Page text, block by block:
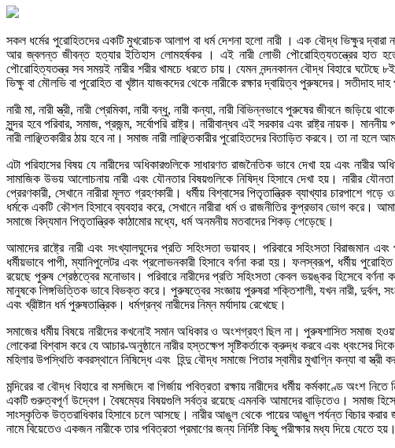
সকল ধর্মের পুরোহিতদের একটি মুখরোচক আলাপ বা ধর্ম দেশনা হলো নারী । এক বৌদ্ধ ভিক্ষুর দ্বারা
আর জ্বলন্ত জীবন্ত হত্যার ইতিহাস লোমহর্ষকর । এই নারী লোভী পৌরোহিত্যতন্ত্রের হাত
পৌরোহিত্যতন্ত্র সব সময়ই নারীর শরীর খামচে ধরতে চায়। যেমন নন্দনকানন বৌদ্ধ বিহারে
ভিক্ষু বা মৌলভি বা পুরোহিত বা খৃষ্টান যাজকদের থেকে নারীকে রক্ষার দ্বায়িত্ব পুরুষদের। সতীদাহ
নারী মা, নারী স্ত্রী, নারী প্রেমিকা, নারী বন্ধু, নারী কন্যা, নারী বিভিন্নভাবে পুরুষের জীবনে
সুন্দর হবে পরিবার, সমাজ, প্রজন্ম, সর্বোপরি রাষ্ট্র। নারীবান্ধব এই সরকার এবং রাষ্ট্র নায়ক।
নারী লাঞ্ছিতকারীর ঠায় হবে না। সমাজ নারী লাঞ্ছিতকারীর পুরোহিতদের বিতাড়িত করবে। তা না হলে
এটা পরিহাসের বিষয় যে নারীদের অধিকারগুলিকে সাধারণত রাজনৈতিক ভাবে দেখা হয় এবং নারীর
সামাজিক উভয় আলোচনায় নারী এবং যৌনতার বিষয়গুলিকে নিষিদ্ধ হিসাবে দেখা হয়। নারীর
প্রেরণকারী, সেখানে নারীরা মূলত গ্রহণকারী। ধর্মীয় বিশ্বাসের পিতৃতান্ত্রিক ব্যাখ্যার চারপাশে
ধর্মকে একটি কৌশল হিসাবে ব্যবহার করে, সেখানে নারীরা ধর্ম ও রাজনীতির কুপ্রভাব ভোগ করে।
সমাজে বিদ্যমান পিতৃতান্ত্রিক কাঠামোর মধ্যে, ধর্ম অনমনীয় মতবাদের শিকড় গেড়েছে।
আমাদের রাষ্ট্রে নারী এবং সংখ্যালঘুদের প্রতি সহিংসতা ভয়াবহ। পরিবারে সহিংসতা বিরাজমান
ধর্মীয়ভাবে পাপী, ম্যানিপুলেটর এবং প্রলোভনকারী হিসাবে বর্ণনা করা হয়। ফলস্বরূপ, ধর্মীয়
রয়েছে পুরুষ শ্রেষ্ঠত্বের মনোভাব। পরিবারে নারীদের প্রতি সহিংসতা কেবল ভয়ঙ্কর হিসেবে
মানুষকে লিঙ্গভিত্তিক ভাবে বিভক্ত করে। পুরুষত্বের সংজ্ঞায় পুরুষরা শক্তিশালী, যখন নারী, দুর্বল,
এবং খ্রীষ্টান ধর্ম পুরুষতান্ত্রিক। ধর্মগ্রন্থ নারীদের নিম্ন মর্যাদায় রেখেছে।
সমাজের ধর্মীয় বিষয়ে নারীদের কখনোই সমান অধিকার ও অংশগ্রহণ ছিল না। পুরুষশাসিত সমাজ
লোকেরা বিশ্বাস করে যে আচার-অনুষ্ঠানে নারীর হস্তক্ষেপ সৃষ্টিকর্তাকে ক্রুদ্ধ করবে এবং ধ্বংসের
মহিলার উপস্থিতি কবরস্থানে নিষিদ্ধে এবং হিন্দু বৌদ্ধ সমাজে পিতার স্বামীর মুখাগ্নি কন্যা বা
মন্দিরের বা বৌদ্ধ বিহারে বা মসজিদে বা গির্জায় পবিত্রতা রক্ষায় নারীদের ধর্মীয় কর্মকাণ্ডে
একটি গুরুত্বপূর্ণ উদ্বেগ। বৈষম্যের বিষয়গুলি সর্বত্র রয়েছে এমনকি আমাদের বাড়িতেও। সমাজ
সাংস্কৃতিক উত্তরাধিকার হিসাবে চলে আসছে। নারীর আঙুল থেকে পায়ের আঙুল পর্যন্ত বিচার করার
নামে বিয়েতেও একজন নারীকে তার পবিত্রতা প্রমাণের জন্য নির্দিষ্ট কিছু পরীক্ষার মধ্য দিয়ে